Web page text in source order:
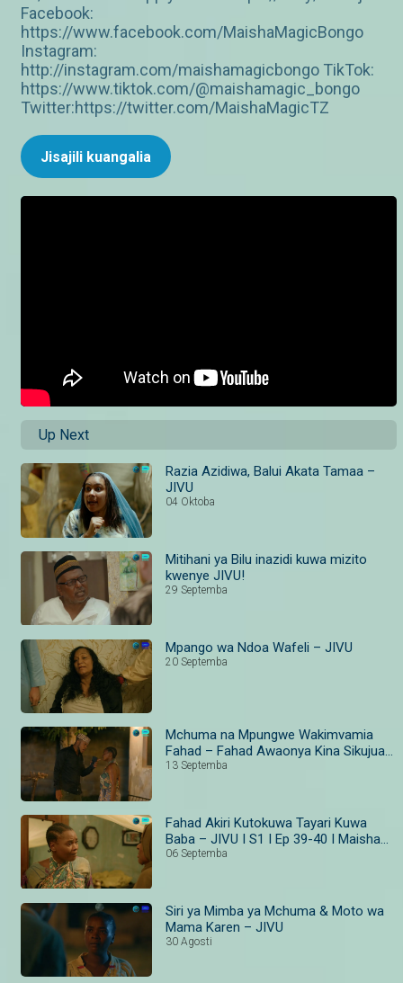
Facebook:
https://www.facebook.com/MaishaMagicBongo
Instagram:
http://instagram.com/maishamagicbongo TikTok:
https://www.tiktok.com/@maishamagic_bongo
Twitter:https://twitter.com/MaishaMagicTZ
Jisajili kuangalia
Up Next
Razia Azidiwa, Balui Akata Tamaa –
JIVU
04 Oktoba
Mitihani ya Bilu inazidi kuwa mizito
kwenye JIVU!
29 Septemba
Mpango wa Ndoa Wafeli – JIVU
20 Septemba
Mchuma na Mpungwe Wakimvamia
Fahad – Fahad Awaonya Kina Sikujua I
JIVU
13 Septemba
Fahad Akiri Kutokuwa Tayari Kuwa
Baba – JIVU I S1 I Ep 39-40 I Maisha
Magic Bongo
06 Septemba
Siri ya Mimba ya Mchuma & Moto wa
Mama Karen – JIVU
30 Agosti